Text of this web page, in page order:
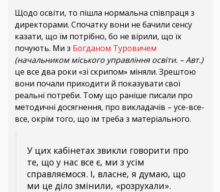
Щодо освіти, то пішла нормальна співпраця з
директорами. Спочатку вони не бачили сенсу
казати, що їм потрібно, бо не вірили, що їх
почують. Ми з Богданом Туровичем
(начальником міського управління освіти. – Авт.)
це все два роки «зі скрипом» міняли. Зрештою
вони почали приходити й показувати свої
реальні потреби. Тому що раніше писали про
методичні досягнення, про викладачів – усе-все-
все, окрім того, що їм треба з матеріального.
У цих кабінетах звикли говорити про
те, що у нас все є, ми з усім
справляємося. І, власне, я думаю, що
ми це діло змінили, «розрухали».